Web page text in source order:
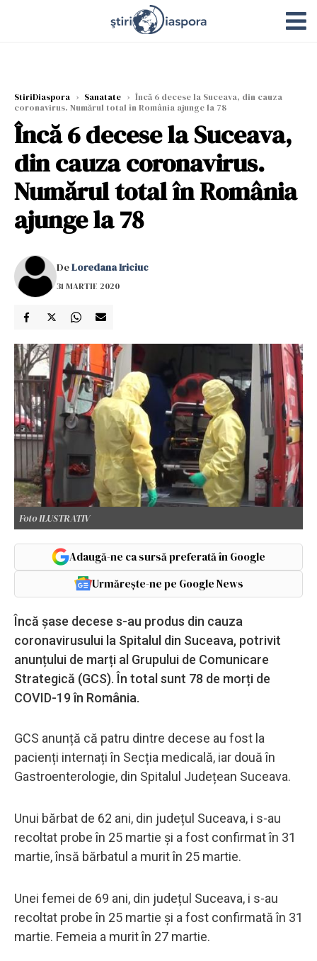
StiriDiaspora › Sanatate › Încă 6 decese la Suceava, din cauza
coronavirus. Numărul total în România ajunge la 78
Încă 6 decese la Suceava,
din cauza coronavirus.
Numărul total în România
ajunge la 78
DeLoredana Iriciuc
31 MARTIE 2020
Foto ILUSTRATIV
Adaugă-ne ca sursă preferată în Google
Urmărește-ne pe Google News
Încă șase decese s-au produs din cauza
coronavirusului la Spitalul din Suceava, potrivit
anunțului de marți al Grupului de Comunicare
Strategică (GCS). În total sunt 78 de morți de
COVID-19 în România.
GCS anunță că patru dintre decese au fost la
pacienți internați în Secția medicală, iar două în
Gastroenterologie, din Spitalul Județean Suceava.
Unui bărbat de 62 ani, din județul Suceava, i s-au
recoltat probe în 25 martie și a fost confirmat în 31
martie, însă bărbatul a murit în 25 martie.
Unei femei de 69 ani, din județul Suceava, i s-au
recoltat probe în 25 martie și a fost confirmată în 31
martie. Femeia a murit în 27 martie.